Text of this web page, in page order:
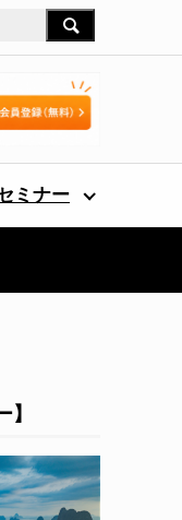
ミナー
】